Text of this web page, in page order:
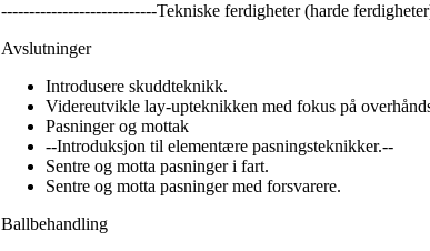
----------------------------Tekniske ferdigheter (harde
Avslutninger
Introdusere skuddteknikk.
Videreutvikle lay-upteknikken med fokus på
Pasninger og mottak
--Introduksjon til elementære pasningsteknikker.--
Sentre og motta pasninger i fart.
Sentre og motta pasninger med forsvarere.
Ballbehandling